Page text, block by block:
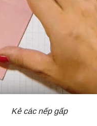
Kẻ các nếp gấp